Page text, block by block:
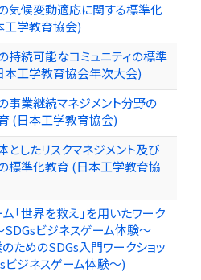
気候変動適応に関する標準化
工学教育協会)
持続可能なコミュニティの標準
本工学教育協会年次大会)
事業継続マネジメント分野の
(日本工学教育協会)
としたリスクマネジメント及び
標準化教育 (日本工学教育協
「世界を救え」を用いたワーク
SDGsビジネスゲーム体験～
ためのSDGs入門ワークショッ
ビジネスゲーム体験～)